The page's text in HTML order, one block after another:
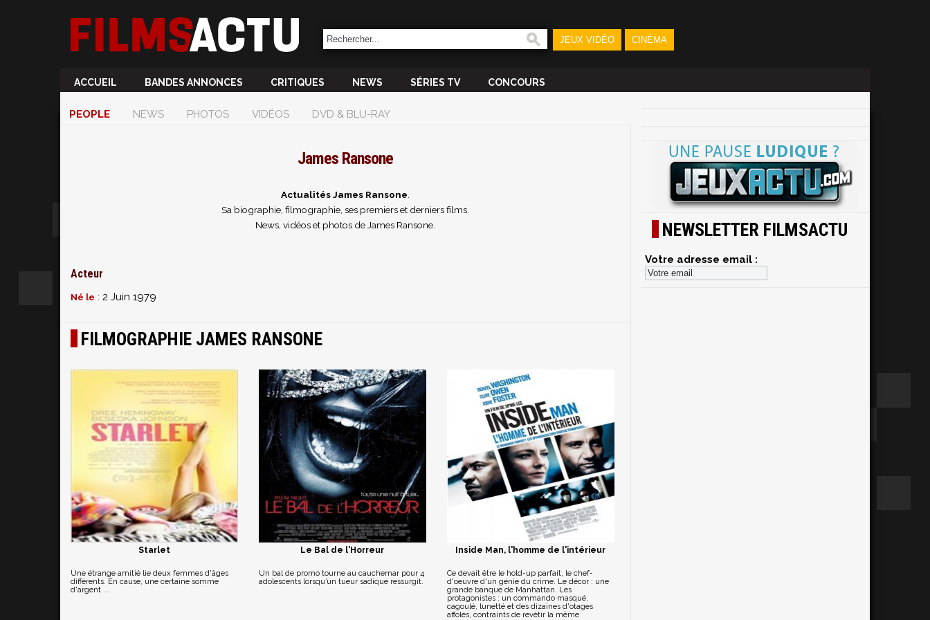
JEUX VIDÉO CINÉMA
ACCUEIL BANDES ANNONCES CRITIQUES NEWS SÉRIES TV CONCOURS
PEOPLE NEWS PHOTOS VIDÉOS DVD & BLU-RAY
James Ransone
Actualités James Ransone
Sa biographie, filmographie, ses premiers et derniers films.
News, vidéos et photos de James Ransone.
Acteur
Né le : 2 Juin 1979
FILMOGRAPHIE JAMES RANSONE
Starlet
Une étrange amitié lie deux femmes d'âges
différents. En cause, une certaine somme
d'argent ...
Le Bal de l'Horreur
Un bal de promo tourne au cauchemar pour 4
adolescents lorsqu’un tueur sadique ressurgit.
Inside Man, l'homme de l'intérieur
Ce devait être le hold-up parfait, le chef-
d'oeuvre d'un génie du crime. Le décor : une
grande banque de Manhattan. Les
protagonistes : un commando masqué,
cagoulé, lunetté et des dizaines d'otages
affolés, contraints de revêtir la même
NEWSLETTER FILMSACTU
Votre adresse email :